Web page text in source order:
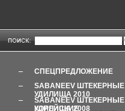
СПЕЦПРЕДЛОЖЕНИЕ
SABANEEV ШТЕКЕРНЫЕ
SABANEEV ШТЕКЕРНЫЕ